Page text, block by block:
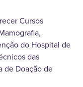
Cursos
do Hospital de
das
de Doação de